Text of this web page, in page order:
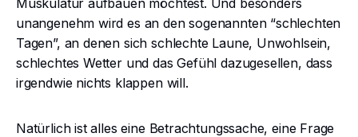
Muskulatur aufbauen möchtest. Und besonders
unangenehm wird es an den sogenannten “schlechten
Tagen”, an denen sich schlechte Laune, Unwohlsein,
schlechtes Wetter und das Gefühl dazugesellen, dass
irgendwie nichts klappen will.
Natürlich ist alles eine Betrachtungssache, eine Frage